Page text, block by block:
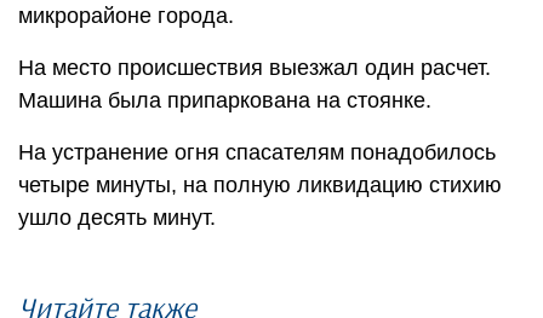
микрорайоне города.
На место происшествия выезжал один расчет.
Машина была припаркована на стоянке.
На устранение огня спасателям понадобилось
четыре минуты, на полную ликвидацию стихию
ушло десять минут.
Читайте также